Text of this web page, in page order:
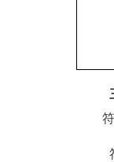
符合